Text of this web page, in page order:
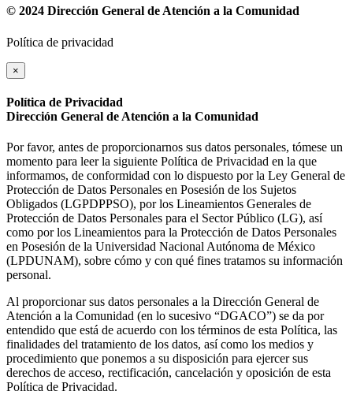
© 2024 Dirección General de Atención a la Comunidad
Política de privacidad
×
Política de Privacidad
Dirección General de Atención a la Comunidad
Por favor, antes de proporcionarnos sus datos personales, tómese un
momento para leer la siguiente Política de Privacidad en la que
informamos, de conformidad con lo dispuesto por la Ley General de
Protección de Datos Personales en Posesión de los Sujetos
Obligados (LGPDPPSO), por los Lineamientos Generales de
Protección de Datos Personales para el Sector Público (LG), así
como por los Lineamientos para la Protección de Datos Personales
en Posesión de la Universidad Nacional Autónoma de México
(LPDUNAM), sobre cómo y con qué fines tratamos su información
personal.
Al proporcionar sus datos personales a la Dirección General de
Atención a la Comunidad (en lo sucesivo “DGACO”) se da por
entendido que está de acuerdo con los términos de esta Política, las
finalidades del tratamiento de los datos, así como los medios y
procedimiento que ponemos a su disposición para ejercer sus
derechos de acceso, rectificación, cancelación y oposición de esta
Política de Privacidad.